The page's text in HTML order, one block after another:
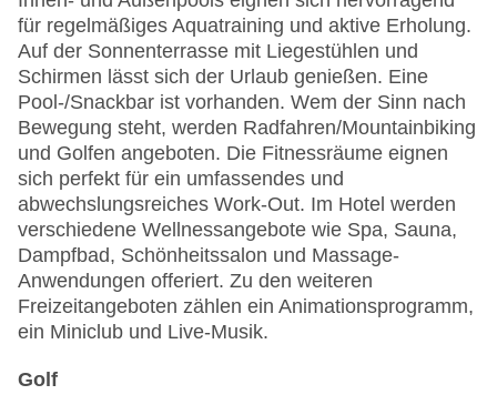
für regelmäßiges Aquatraining und aktive Erholung.
Auf der Sonnenterrasse mit Liegestühlen und
Schirmen lässt sich der Urlaub genießen. Eine
Pool-/Snackbar ist vorhanden. Wem der Sinn nach
Bewegung steht, werden Radfahren/Mountainbiking
und Golfen angeboten. Die Fitnessräume eignen
sich perfekt für ein umfassendes und
abwechslungsreiches Work-Out. Im Hotel werden
verschiedene Wellnessangebote wie Spa, Sauna,
Dampfbad, Schönheitssalon und Massage-
Anwendungen offeriert. Zu den weiteren
Freizeitangeboten zählen ein Animationsprogramm,
ein Miniclub und Live-Musik.
Golf